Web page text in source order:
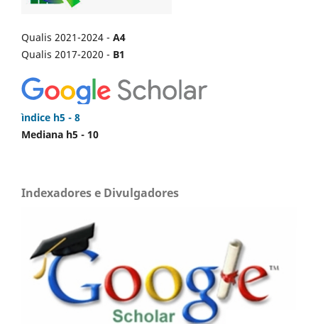
Qualis 2021-2024 - A4
Qualis 2017-2020 - B1
ìndice h5 - 8
Mediana h5 - 10
Indexadores e Divulgadores